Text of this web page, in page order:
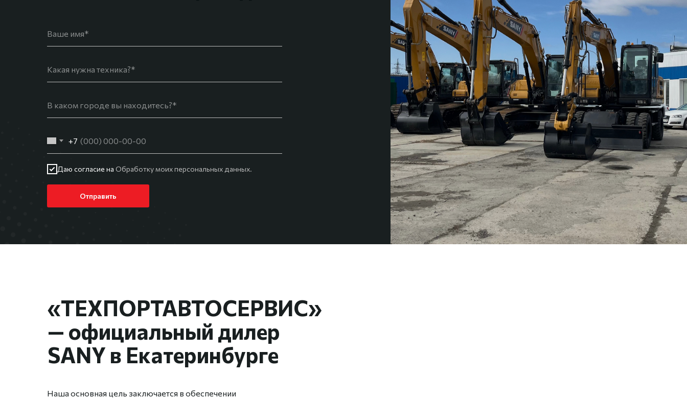
+7
Даю согласие на Обработку моих персональных данных.
Отправить
Наша основная цель заключается в обеспечении
«ТЕХПОРТАВТОСЕРВИС»
— официальный дилер
SANY в Екатеринбурге